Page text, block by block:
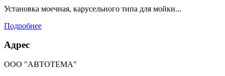
Установка моечная, карусельного типа для мойки...
Подробнее
Адрес
ООО "АВТОТЕМА"